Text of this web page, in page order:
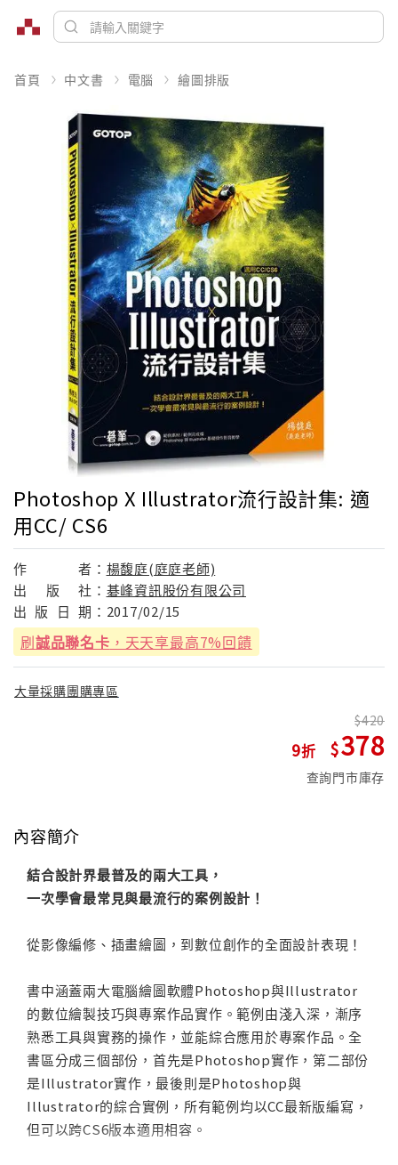
首頁 中文書 電腦 繪圖排版
Photoshop X Illustrator流行設計集: 適
用CC/ CS6
作 者： 楊馥庭(庭庭老師)
出
版 社： 碁峰資訊股份有限公司
出 版 日 期： 2017/02/15
刷誠品聯名卡 ，天天享最高7%回饋
大量採購團購專區
9
420
378
查詢門市庫存
內容簡介
結合設計界最普及的兩大工具，
一次學會最常見與最流行的案例設計！
從影像編修、插畫繪圖，到數位創作的全面設計表現！
書中涵蓋兩大電腦繪圖軟體Photoshop與Illustrator
的數位繪製技巧與專案作品實作。範例由淺入深，漸序
熟悉工具與實務的操作，並能綜合應用於專案作品。全
書區分成三個部份，首先是Photoshop實作，第二部份
是Illustrator實作，最後則是Photoshop與
Illustrator的綜合實例，所有範例均以CC最新版編寫，
但可以跨CS6版本適用相容。